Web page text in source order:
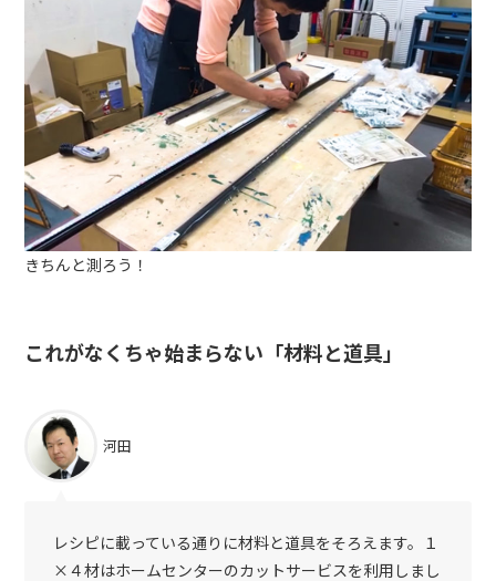
きちんと測ろう！
これがなくちゃ始まらない「材料と道具」
河田
レシピに載っている通りに材料と道具をそろえます。１
×４材はホームセンターのカットサービスを利用しまし